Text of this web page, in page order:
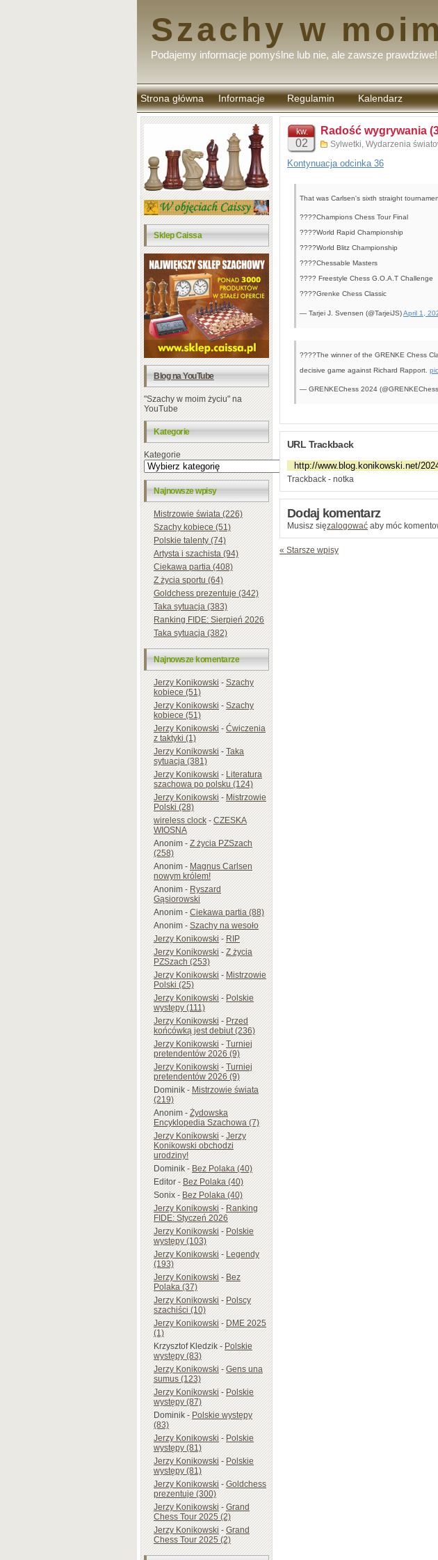
Szachy w
Podajemy informacje pomyślne lub nie, ale zawsze prawdziwe!
Strona główna Informacje Regulamin
komentarzy
Kalendarz
Sklep Caissa
Blog na YouTube
"Szachy w moim życiu" na
YouTube
Kategorie
Kategorie
Najnowsze wpisy
Mistrzowie świata (226)
Szachy kobiece (51)
Polskie talenty (74)
Artysta i szachista (94)
Ciekawa partia (408)
Z życia sportu (64)
Goldchess prezentuje (342)
Taka sytuacja (383)
Ranking FIDE: Sierpień 2026
Taka sytuacja (382)
Najnowsze komentarze
Jerzy Konikowski-Szachy
kobiece (51)
Jerzy Konikowski-Szachy
kobiece (51)
Jerzy Konikowski-Ćwiczenia
z taktyki (1)
Jerzy Konikowski-Taka
sytuacja (381)
Jerzy Konikowski-Literatura
szachowa po polsku (124)
Jerzy Konikowski-Mistrzowie
Polski (28)
wireless clock-CZESKA
WIOSNA
Anonim-Z życia PZSzach
(258)
Anonim-Magnus Carlsen
nowym królem!
Anonim-Ryszard
Gąsiorowski
Anonim-Ciekawa partia (88)
Anonim-Szachy na wesoło
Jerzy Konikowski-RIP
Jerzy Konikowski-Z życia
PZSzach (253)
Jerzy Konikowski-Mistrzowie
Polski (25)
Jerzy Konikowski-Polskie
występy (111)
Jerzy Konikowski-Przed
końcówką jest debiut (236)
Jerzy Konikowski-Turniej
pretendentów 2026 (9)
Jerzy Konikowski-Turniej
pretendentów 2026 (9)
Dominik-Mistrzowie świata
(219)
Anonim-Żydowska
Encyklopedia Szachowa (7)
Jerzy Konikowski-Jerzy
Konikowski obchodzi
urodziny!
Dominik-Bez Polaka (40)
Editor-Bez Polaka (40)
Sonix-Bez Polaka (40)
Jerzy Konikowski-Ranking
FIDE: Styczeń 2026
Jerzy Konikowski-Polskie
występy (103)
Jerzy Konikowski-Legendy
(193)
Jerzy Konikowski-Bez
Polaka (37)
Jerzy Konikowski-Polscy
szachiści (10)
Jerzy Konikowski-DME 2025
(1)
Krzysztof Kledzik-Polskie
występy (83)
Jerzy Konikowski-Gens una
sumus (123)
Jerzy Konikowski-Polskie
występy (87)
Dominik-Polskie występy
(83)
Jerzy Konikowski-Polskie
występy (81)
Jerzy Konikowski-Polskie
występy (81)
Jerzy Konikowski-Goldchess
prezentuje (300)
Jerzy Konikowski-Grand
Chess Tour 2025 (2)
Jerzy Konikowski-Grand
Chess Tour 2025 (2)
kw.
02
Radość wygrywania
Sylwetki, Wydarzenia
Kontynuacja odcinka 36
That was Carlsen's sixth straight
????Champions Chess Tour Final
????World Rapid Championship
????World Blitz Championship
????Chessable Masters
???? Freestyle Chess G.O.A.T Challenge
????Grenke Chess Classic
— Tarjei J. Svensen (@TarjeiJS)April 1,
????The winner of the GRENKE Chess
decisive game against Richard Rapport.
— GRENKEChess 2024
URL Trackback
Trackback - notka
Dodaj komentarz
Musisz sięzalogować aby móc
« Starsze wpisy